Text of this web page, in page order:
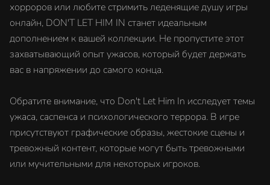
хорроров или любите стримить леденящие душу игры
онлайн, DON'T LET HIM IN станет идеальным
дополнением к вашей коллекции. Не пропустите этот
захватывающий опыт ужасов, который будет держать
вас в напряжении до самого конца.
Обратите внимание, что Don't Let Him In исследует темы
ужаса, саспенса и психологического террора. В игре
присутствуют графические образы, жестокие сцены и
тревожный контент, которые могут быть тревожными
или мучительными для некоторых игроков.